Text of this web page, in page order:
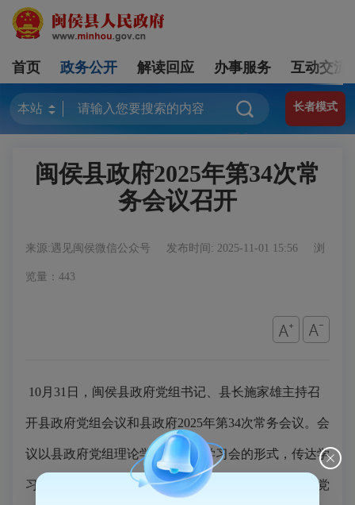
首页 政务公开 解读回应 办事服务 互动交流
长者模式
闽侯县政府2025年第34次常
务会议召开
来源:遇见闽侯微信公众号 发布时间: 2025-11-01 15:56 浏
览量：443
10月31日，闽侯县政府党组书记、县长施家雄主持召
开县政府党组会议和县政府2025年第34次常务会议。会
议以县政府党组理论学习中心组学习会的形式，传达学
习习近平总书记在全球妇女峰会开幕式上的讲话；对党